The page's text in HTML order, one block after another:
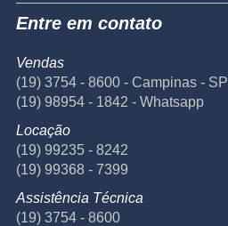
Entre em contato
Vendas
(19) 3754 - 8600 - Campinas - SP
(19) 98954 - 1842 - Whatsapp
Locação
(19) 99235 - 8242
(19) 99368 - 7399
Assistência Técnica
(19) 3754 - 8600